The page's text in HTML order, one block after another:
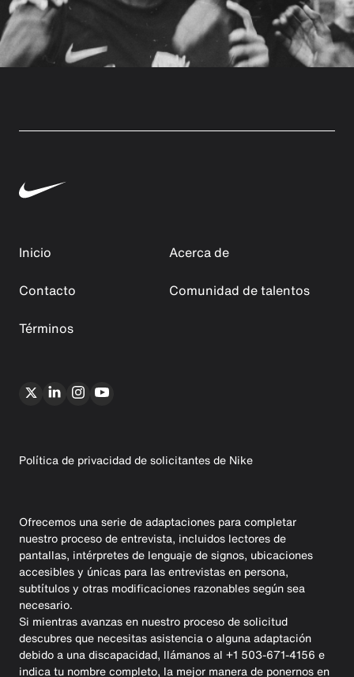
Inicio
Acerca de
Contacto
Comunidad de talentos
Términos
Política de privacidad de solicitantes de Nike
Ofrecemos una serie de adaptaciones para completar
nuestro proceso de entrevista, incluidos lectores de
pantallas, intérpretes de lenguaje de signos, ubicaciones
accesibles y únicas para las entrevistas en persona,
subtítulos y otras modificaciones razonables según sea
necesario.
Si mientras avanzas en nuestro proceso de solicitud
descubres que necesitas asistencia o alguna adaptación
debido a una discapacidad, llámanos al +1 503-671-4156 e
indica tu nombre completo, la mejor manera de ponernos en